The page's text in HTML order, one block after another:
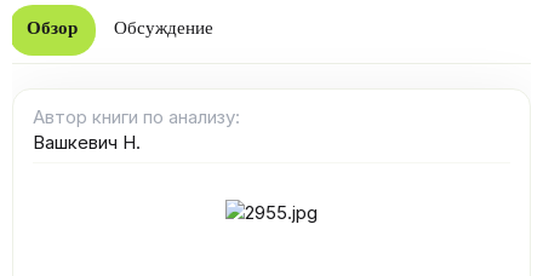
н
я
Обзор Обсуждение
Автор книги по анализу
Вашкевич Н.